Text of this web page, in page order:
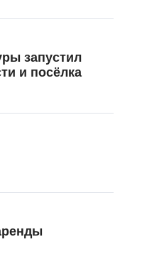
запустил
и посёлка